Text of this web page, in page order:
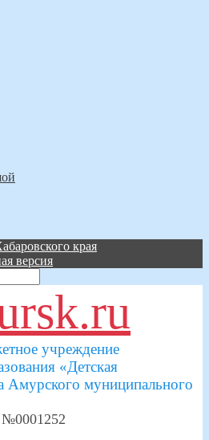
края
версия
учреждение
«Детская
Амурского муниципального
№0001252